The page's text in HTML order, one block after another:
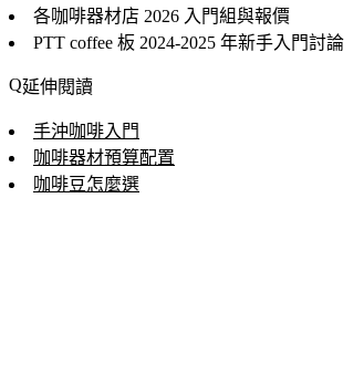
各咖啡器材店 2026 入門組與報價
PTT coffee 板 2024-2025 年新手入門討論
延伸閱讀
手沖咖啡入門
咖啡器材預算配置
咖啡豆怎麼選